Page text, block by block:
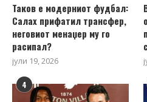
Таков е модерниот фудбал:
Салах прифатил трансфер,
неговиот менаџер му го
расипал?
јули 19, 2026
4